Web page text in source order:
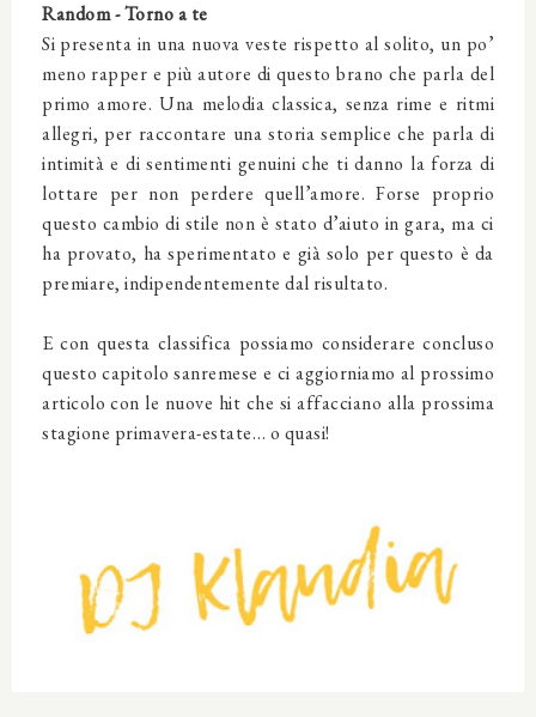
Random - Torno a te
Si presenta in una nuova veste rispetto al solito, un po’
meno rapper e più autore di questo brano che parla del
primo amore. Una melodia classica, senza rime e ritmi
allegri, per raccontare una storia semplice che parla di
intimità e di sentimenti genuini che ti danno la forza di
lottare per non perdere quell’amore. Forse proprio
questo cambio di stile non è stato d’aiuto in gara, ma ci
ha provato, ha sperimentato e già solo per questo è da
premiare, indipendentemente dal risultato.
E con questa classifica possiamo considerare concluso
questo capitolo sanremese e ci aggiorniamo al prossimo
articolo con le nuove hit che si affacciano alla prossima
stagione primavera-estate… o quasi!